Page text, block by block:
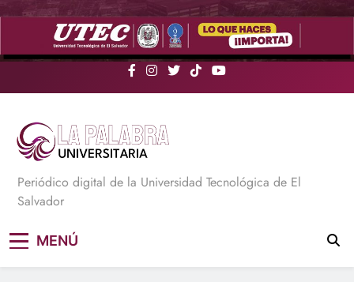
Saltar
La Palabra Universitaria
Periódico digital de la Universidad Tecnológica de El
Salvador
MENÚ